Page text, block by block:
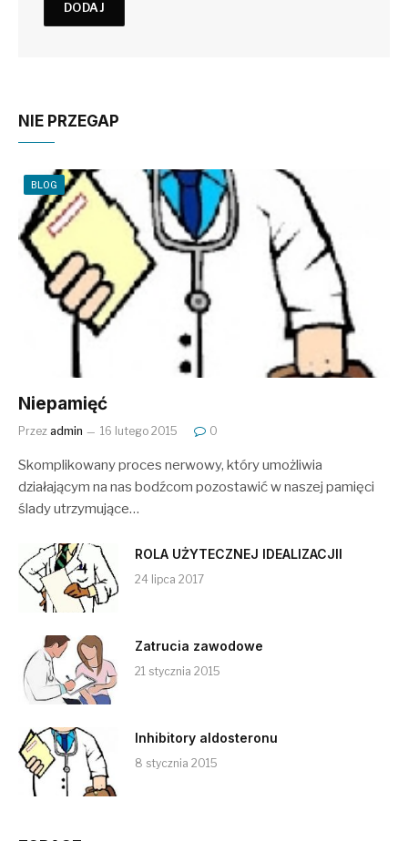
NIE PRZEGAP
BLOG
Niepamięć
Przez admin 16 lutego 2015 0
Skomplikowany proces nerwowy, który umożliwia
działającym na nas bodźcom pozostawić w naszej pamięci
ślady utrzymujące…
ROLA UŻYTECZNEJ IDEALIZACJII
24 lipca 2017
Zatrucia zawodowe
21 stycznia 2015
Inhibitory aldosteronu
8 stycznia 2015